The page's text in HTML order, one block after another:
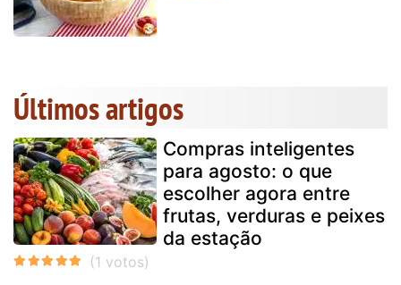
Últimos artigos
Compras inteligentes
para agosto: o que
escolher agora entre
frutas, verduras e peixes
da estação